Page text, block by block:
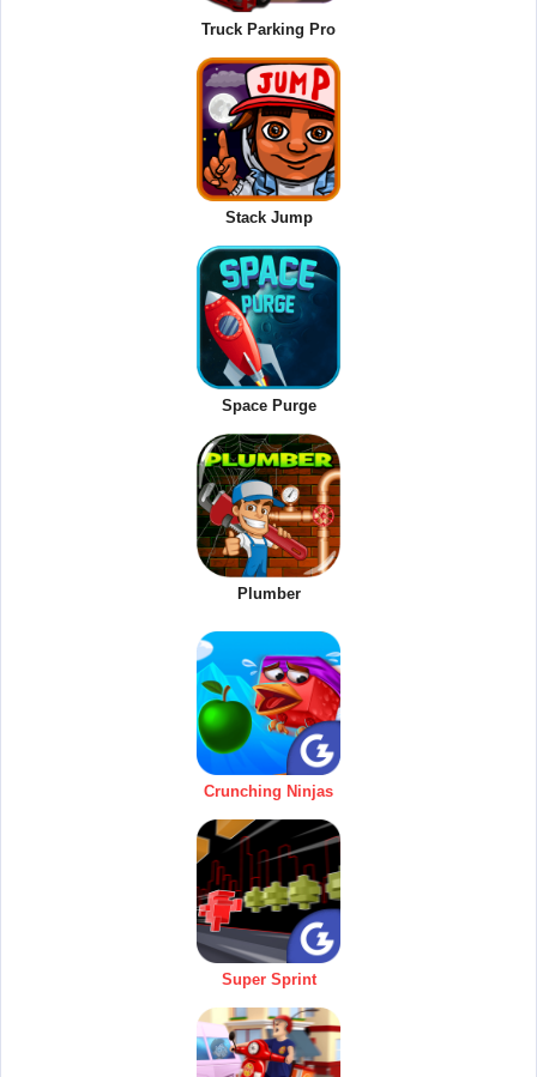
Truck Parking Pro
Stack Jump
Space Purge
Plumber
Crunching Ninjas
Super Sprint